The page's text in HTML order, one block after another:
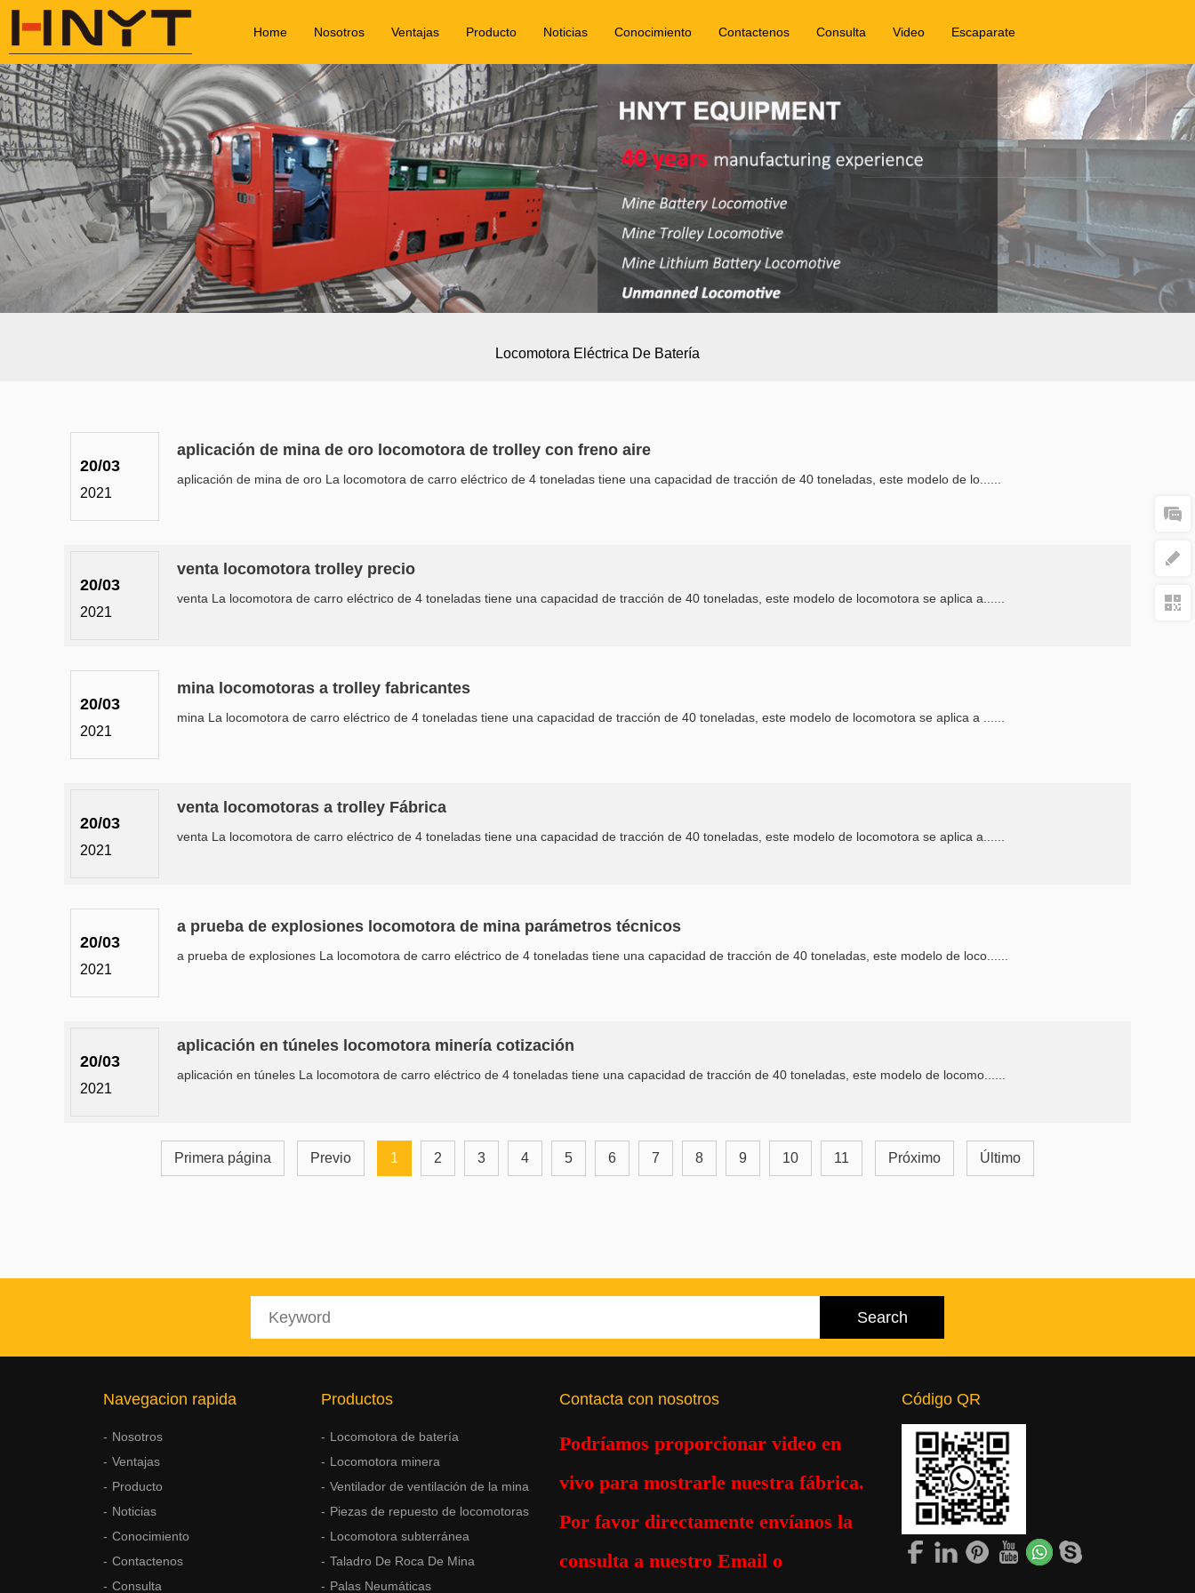
Home Nosotros Ventajas Producto Noticias Conocimiento Contactenos Consulta Video Escaparate
Locomotora Eléctrica De Batería
20/03
2021
aplicación de mina de oro locomotora de trolley con freno aire
aplicación de mina de oro La locomotora de carro eléctrico de 4 toneladas tiene una capacidad de tracción de 40 toneladas, este modelo de lo......
20/03
2021
venta locomotora trolley precio
venta La locomotora de carro eléctrico de 4 toneladas tiene una capacidad de tracción de 40 toneladas, este modelo de locomotora se aplica a......
20/03
2021
mina locomotoras a trolley fabricantes
mina La locomotora de carro eléctrico de 4 toneladas tiene una capacidad de tracción de 40 toneladas, este modelo de locomotora se aplica a ......
20/03
2021
venta locomotoras a trolley Fábrica
venta La locomotora de carro eléctrico de 4 toneladas tiene una capacidad de tracción de 40 toneladas, este modelo de locomotora se aplica a......
20/03
2021
a prueba de explosiones locomotora de mina parámetros técnicos
a prueba de explosiones La locomotora de carro eléctrico de 4 toneladas tiene una capacidad de tracción de 40 toneladas, este modelo de loco......
20/03
2021
aplicación en túneles locomotora minería cotización
aplicación en túneles La locomotora de carro eléctrico de 4 toneladas tiene una capacidad de tracción de 40 toneladas, este modelo de locomo......
Primera página Previo 1 2 3 4 5 6 7 8 9 10 11 Próximo Último
Navegacion rapida
Nosotros
Ventajas
Producto
Noticias
Conocimiento
Contactenos
Consulta
Productos
Locomotora de batería
Locomotora minera
Ventilador de ventilación de la mina
Piezas de repuesto de locomotoras
Locomotora subterránea
Taladro De Roca De Mina
Palas Neumáticas
Contacta con nosotros
Podríamos proporcionar video en
vivo para mostrarle nuestra fábrica.
Por favor directamenteenvíanos la
consulta a nuestro Email o
Código QR